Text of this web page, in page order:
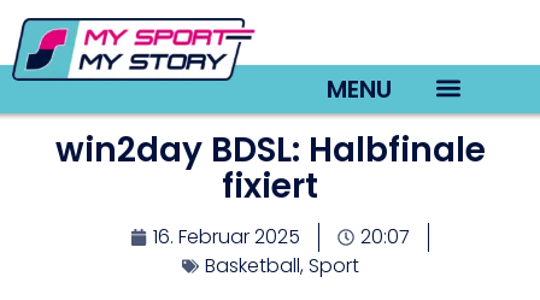
MENU
win2day BDSL: Halbfinale
fixiert
16. Februar 2025
20:07
Basketball,Sport